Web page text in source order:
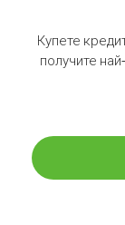
Купете
получите